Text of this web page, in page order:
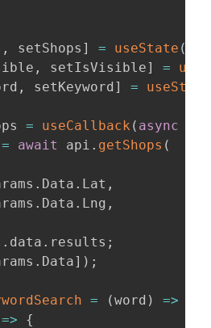
, setShops ] = useState (
, setIsVisible] =
, setKeyword ] = useState
= useCallback ( async
= await api . getShops (
. Data . Lat ,
. Data . Lng ,
. data . results ;
. Data] ) ;
= (word ) =>
=>
{